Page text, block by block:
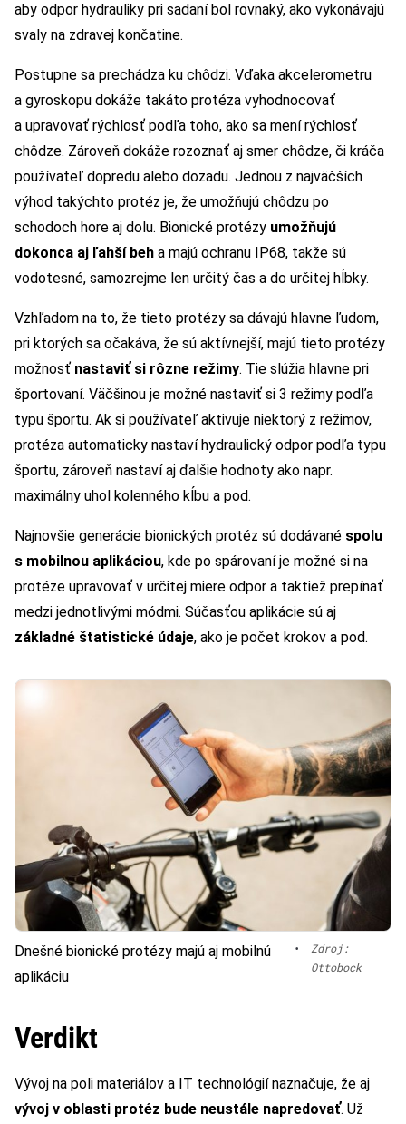
aby odpor hydrauliky pri sadaní bol rovnaký, ako vykonávajú
svaly na zdravej končatine.
Postupne sa prechádza ku chôdzi. Vďaka akcelerometru
a gyroskopu dokáže takáto protéza vyhodnocovať
a upravovať rýchlosť podľa toho, ako sa mení rýchlosť
chôdze. Zároveň dokáže rozoznať aj smer chôdze, či kráča
používateľ dopredu alebo dozadu. Jednou z najväčších
výhod takýchto protéz je, že umožňujú chôdzu po
schodoch hore aj dolu. Bionické protézy umožňujú
dokonca aj ľahší beh a majú ochranu IP68, takže sú
vodotesné, samozrejme len určitý čas a do určitej hĺbky.
Vzhľadom na to, že tieto protézy sa dávajú hlavne ľudom,
pri ktorých sa očakáva, že sú aktívnejší, majú tieto protézy
možnosť nastaviť si rôzne režimy. Tie slúžia hlavne pri
športovaní. Väčšinou je možné nastaviť si 3 režimy podľa
typu športu. Ak si používateľ aktivuje niektorý z režimov,
protéza automaticky nastaví hydraulický odpor podľa typu
športu, zároveň nastaví aj ďalšie hodnoty ako napr.
maximálny uhol kolenného kĺbu a pod.
Najnovšie generácie bionických protéz sú dodávané spolu
s mobilnou aplikáciou, kde po spárovaní je možné si na
protéze upravovať v určitej miere odpor a taktiež prepínať
medzi jednotlivými módmi. Súčasťou aplikácie sú aj
základné štatistické údaje, ako je počet krokov a pod.
Dnešné bionické protézy majú aj mobilnú
aplikáciu
•
Zdroj:
Ottobock
Verdikt
Vývoj na poli materiálov a IT technológií naznačuje, že aj
vývoj v oblasti protéz bude neustále napredovať. Už